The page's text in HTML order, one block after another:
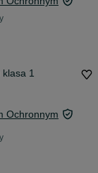
klasa 1
Ochronnym